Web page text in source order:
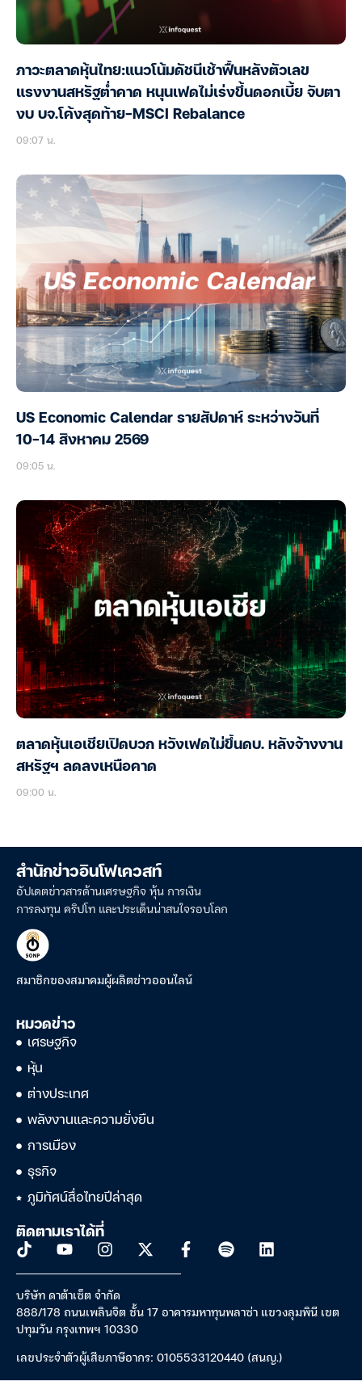
ภาวะตลาดหุ้นไทย:แนวโน้มดัชนีเช้าฟื้นหลังตัวเลข
แรงงานสหรัฐต่ำคาด หนุนเฟดไม่เร่งขึ้นดอกเบี้ย จับตา
งบ บจ.โค้งสุดท้าย-MSCI Rebalance
09:07 น.
US Economic Calendar รายสัปดาห์ ระหว่างวันที่
10-14 สิงหาคม 2569
09:05 น.
ตลาดหุ้นเอเชียเปิดบวก หวังเฟดไม่ขึ้นดบ. หลังจ้างงาน
สหรัฐฯ ลดลงเหนือคาด
09:00 น.
สำนักข่าวอินโฟเควสท์
อัปเดตข่าวสารด้านเศรษฐกิจ หุ้น การเงิน
การลงทุน คริปโท และประเด็นน่าสนใจรอบโลก
สมาชิกของสมาคมผู้ผลิตข่าวออนไลน์
หมวดข่าว
เศรษฐกิจ
หุ้น
ต่างประเทศ
พลังงานและความยั่งยืน
การเมือง
ธุรกิจ
ภูมิทัศน์สื่อไทยปีล่าสุด
ติดตามเราได้ที่
บริษัท ดาต้าเซ็ต จำกัด
888/178 ถนนเพลินจิต ชั้น 17 อาคารมหาทุนพลาซ่า แขวงลุมพินี เขต
ปทุมวัน กรุงเทพฯ 10330
เลขประจำตัวผู้เสียภาษีอากร: 0105533120440 (สนญ.)